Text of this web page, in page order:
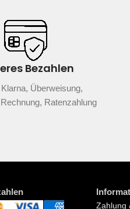
Bezahlen
Überweisung,
Ratenzahlung
Zahlung